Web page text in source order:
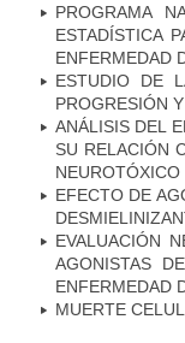
PROGRAMA
ESTADÍSTICA
ENFERMEDAD
ESTUDIO DE
PROGRESIÓN
ANÁLISIS DEL
SU RELACIÓN
NEUROTÓXICO
EFECTO DE
EVALUACIÓN
AGONISTAS
ENFERMEDAD
MUERTE